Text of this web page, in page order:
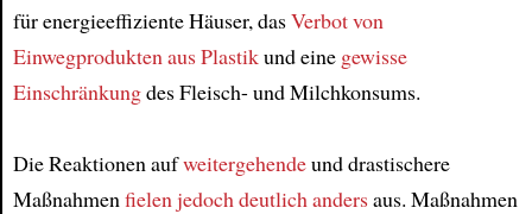
für energieeffiziente Häuser, dasVerbot von
Einwegprodukten aus Plastikund eine gewisse
Einschränkungdes Fleisch- und Milchkonsums.
Die Reaktionen aufweitergehendeund drastischere
Maßnahmen fielen jedoch deutlich andersaus. Maßnahmen